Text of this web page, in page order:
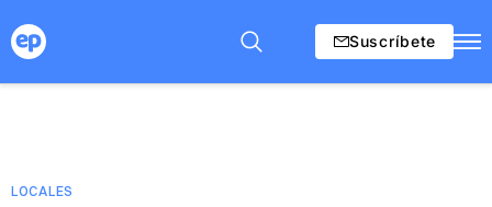
Suscríbete
LOCALES